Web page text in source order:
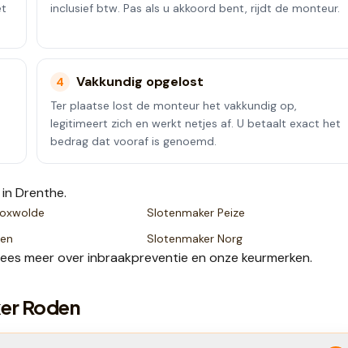
inclusief btw. Pas als u akkoord bent, rijdt de monteur.
4 Vakkundig opgelost
Ter plaatse lost de monteur het vakkundig op,
legitimeert zich en werkt netjes af. U betaalt exact het
bedrag dat vooraf is genoemd.
in Drenthe.
Slotenmaker Peize
Slotenmaker Norg
meer overinbraakpreventie en onze keurmerken.
Roden